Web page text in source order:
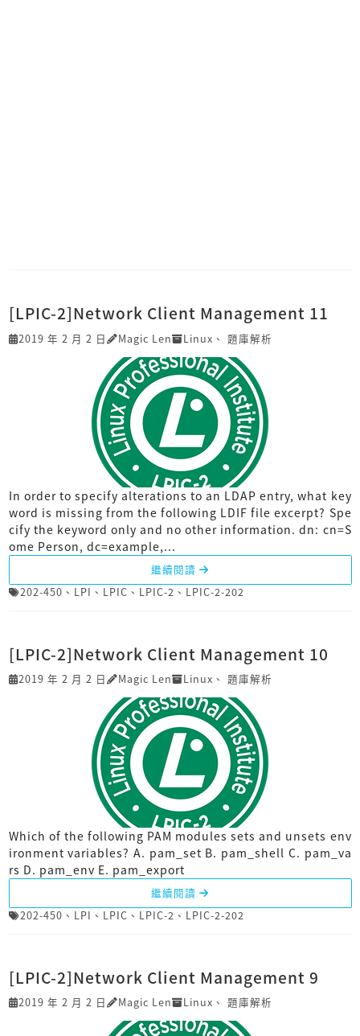
[LPIC-2]Network Client Management 11
2019 年 2 月 2 日 Magic Len Linux 、 題庫解析
In order to specify alterations to an LDAP entry, what key
word is missing from the following LDIF file excerpt? Spe
cify the keyword only and no other information. dn: cn=S
ome Person, dc=example,...
繼續閱讀
202-450 、 LPI 、 LPIC 、 LPIC-2 、 LPIC-2-202
[LPIC-2]Network Client Management 10
2019 年 2 月 2 日 Magic Len Linux 、 題庫解析
Which of the following PAM modules sets and unsets env
ironment variables? A. pam_set B. pam_shell C. pam_va
rs D. pam_env E. pam_export
繼續閱讀
202-450 、 LPI 、 LPIC 、 LPIC-2 、 LPIC-2-202
[LPIC-2]Network Client Management 9
2019 年 2 月 2 日 Magic Len Linux 、 題庫解析